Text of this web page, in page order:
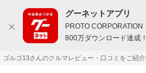
グーネットアプリ
PROTO CORPORATION
800万ダウンロード達成！
ゴルゴ13さんのクルマレビュー・口コミをご紹介